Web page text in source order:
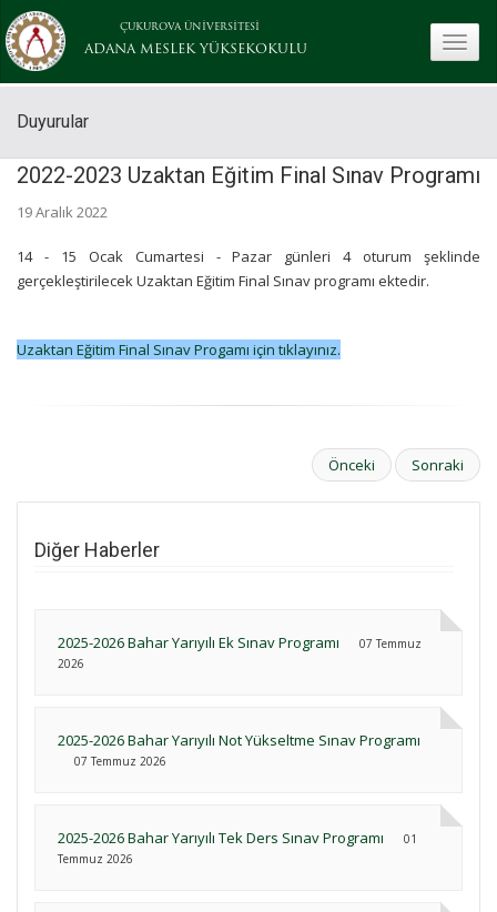
ÇUKUROVA ÜNİVERSİTESİ
ADANA MESLEK YÜKSEKOKULU
Duyurular
2022-2023 Uzaktan Eğitim Final Sınav Programı
19 Aralık 2022
14 - 15 Ocak Cumartesi - Pazar günleri 4 oturum şeklinde
gerçekleştirilecek Uzaktan Eğitim Final Sınav programı ektedir.
Uzaktan Eğitim Final Sınav Progamı için tıklayınız.
Önceki Sonraki
Diğer Haberler
2025-2026 Bahar Yarıyılı Ek Sınav Programı
07 Temmuz
2026
2025-2026 Bahar Yarıyılı Not Yükseltme Sınav Programı
07 Temmuz 2026
2025-2026 Bahar Yarıyılı Tek Ders Sınav Programı
01
Temmuz 2026